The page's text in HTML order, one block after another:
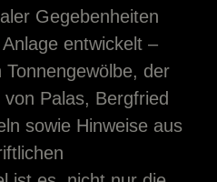
Gegebenheiten
entwickelt –
der
Palas, Bergfried
sowie Hinweise aus